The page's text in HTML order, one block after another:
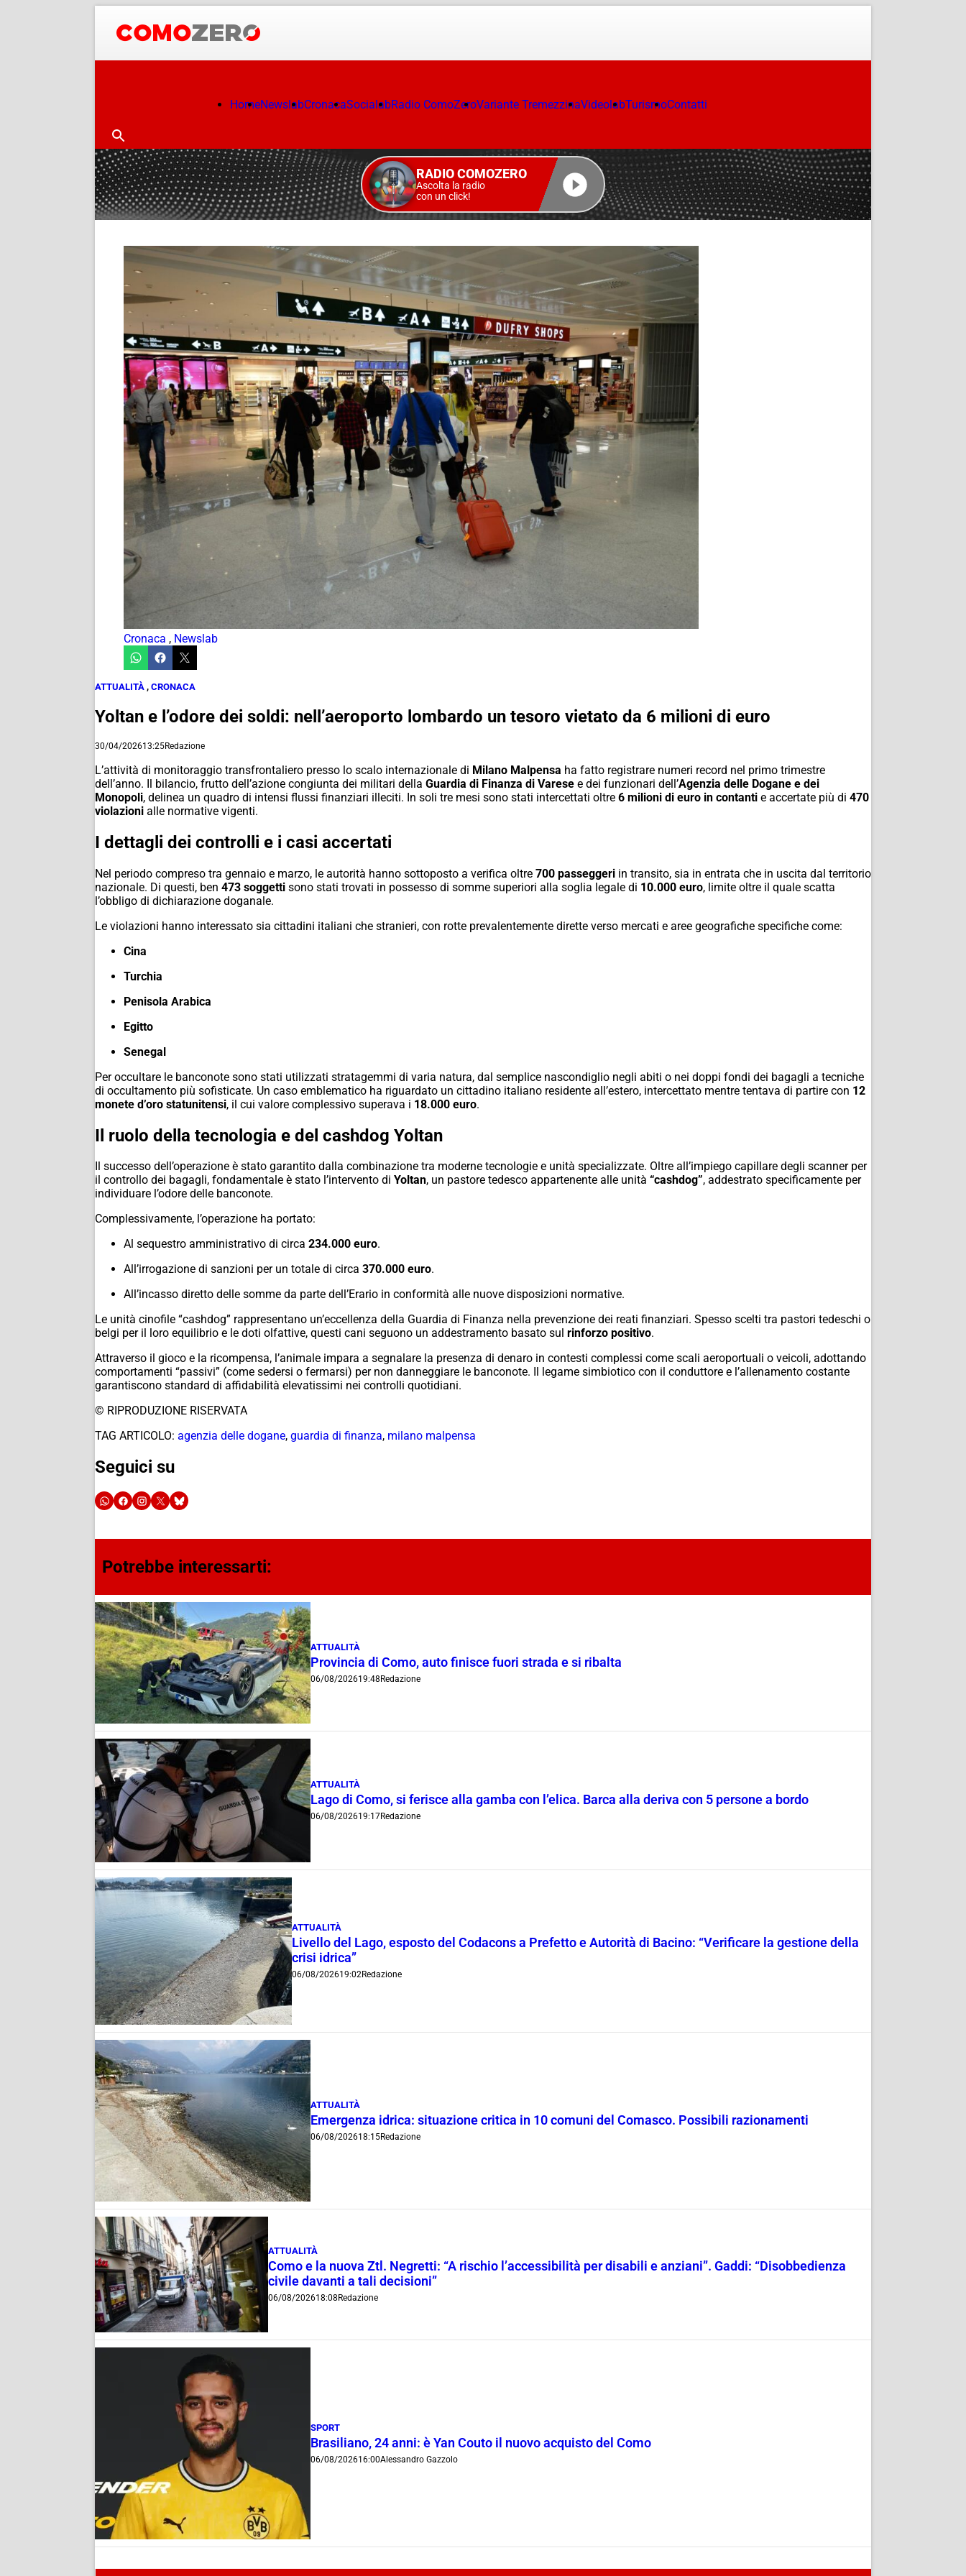
HomeNewslabCronacaSocialabRadio ComoZeroVariante TremezzinaVideolabTurismoContatti
RADIO COMOZERO
Ascolta la radio
con un click!
Cronaca , Newslab
ATTUALITÀ , CRONACA
Yoltan e l’odore dei soldi: nell’aeroporto lombardo un tesoro vietato da 6 milioni di euro
30/04/202613:25Redazione
L’attività di monitoraggio transfrontaliero presso lo scalo internazionale di Milano Malpensa ha fatto registrare numeri record nel primo trimestre
dell’anno. Il bilancio, frutto dell’azione congiunta dei militari della Guardia di Finanza di Varese e dei funzionari dell’Agenzia delle Dogane e dei
Monopoli, delinea un quadro di intensi flussi finanziari illeciti. In soli tre mesi sono stati intercettati oltre 6 milioni di euro in contanti e accertate più di 470
violazioni alle normative vigenti.
I dettagli dei controlli e i casi accertati
Nel periodo compreso tra gennaio e marzo, le autorità hanno sottoposto a verifica oltre 700 passeggeri in transito, sia in entrata che in uscita dal territorio
nazionale. Di questi, ben 473 soggetti sono stati trovati in possesso di somme superiori alla soglia legale di 10.000 euro, limite oltre il quale scatta
l’obbligo di dichiarazione doganale.
Le violazioni hanno interessato sia cittadini italiani che stranieri, con rotte prevalentemente dirette verso mercati e aree geografiche specifiche come:
Cina
Turchia
Penisola Arabica
Egitto
Senegal
Per occultare le banconote sono stati utilizzati stratagemmi di varia natura, dal semplice nascondiglio negli abiti o nei doppi fondi dei bagagli a tecniche
di occultamento più sofisticate. Un caso emblematico ha riguardato un cittadino italiano residente all’estero, intercettato mentre tentava di partire con 12
monete d’oro statunitensi, il cui valore complessivo superava i 18.000 euro.
Il ruolo della tecnologia e del cashdog Yoltan
Il successo dell’operazione è stato garantito dalla combinazione tra moderne tecnologie e unità specializzate. Oltre all’impiego capillare degli scanner per
il controllo dei bagagli, fondamentale è stato l’intervento di Yoltan, un pastore tedesco appartenente alle unità “cashdog”, addestrato specificamente per
individuare l’odore delle banconote.
Complessivamente, l’operazione ha portato:
Al sequestro amministrativo di circa 234.000 euro.
All’irrogazione di sanzioni per un totale di circa 370.000 euro.
All’incasso diretto delle somme da parte dell’Erario in conformità alle nuove disposizioni normative.
Le unità cinofile “cashdog” rappresentano un’eccellenza della Guardia di Finanza nella prevenzione dei reati finanziari. Spesso scelti tra pastori tedeschi o
belgi per il loro equilibrio e le doti olfattive, questi cani seguono un addestramento basato sul rinforzo positivo.
Attraverso il gioco e la ricompensa, l’animale impara a segnalare la presenza di denaro in contesti complessi come scali aeroportuali o veicoli, adottando
comportamenti “passivi” (come sedersi o fermarsi) per non danneggiare le banconote. Il legame simbiotico con il conduttore e l’allenamento costante
garantiscono standard di affidabilità elevatissimi nei controlli quotidiani.
© RIPRODUZIONE RISERVATA
TAG ARTICOLO: agenzia delle dogane, guardia di finanza, milano malpensa
Seguici su
Potrebbe interessarti:
ATTUALITÀ
Provincia di Como, auto finisce fuori strada e si ribalta
06/08/202619:48Redazione
ATTUALITÀ
Lago di Como, si ferisce alla gamba con l’elica. Barca alla deriva con 5 persone a bordo
06/08/202619:17Redazione
ATTUALITÀ
Livello del Lago, esposto del Codacons a Prefetto e Autorità di Bacino: “Verificare la gestione della
crisi idrica”
06/08/202619:02Redazione
ATTUALITÀ
Emergenza idrica: situazione critica in 10 comuni del Comasco. Possibili razionamenti
06/08/202618:15Redazione
ATTUALITÀ
Como e la nuova Ztl. Negretti: “A rischio l’accessibilità per disabili e anziani”. Gaddi: “Disobbedienza
civile davanti a tali decisioni”
06/08/202618:08 Redazione
SPORT
Brasiliano, 24 anni: è Yan Couto il nuovo acquisto del Como
06/08/202616:00Alessandro Gazzolo